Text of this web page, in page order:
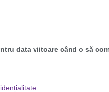
data viitoare când o să